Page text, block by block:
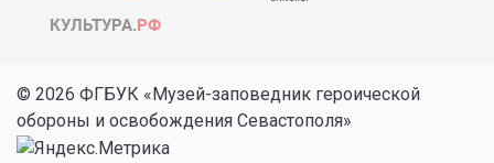
© 2026 ФГБУК «Музей-заповедник героической
обороны и освобождения Севастополя»